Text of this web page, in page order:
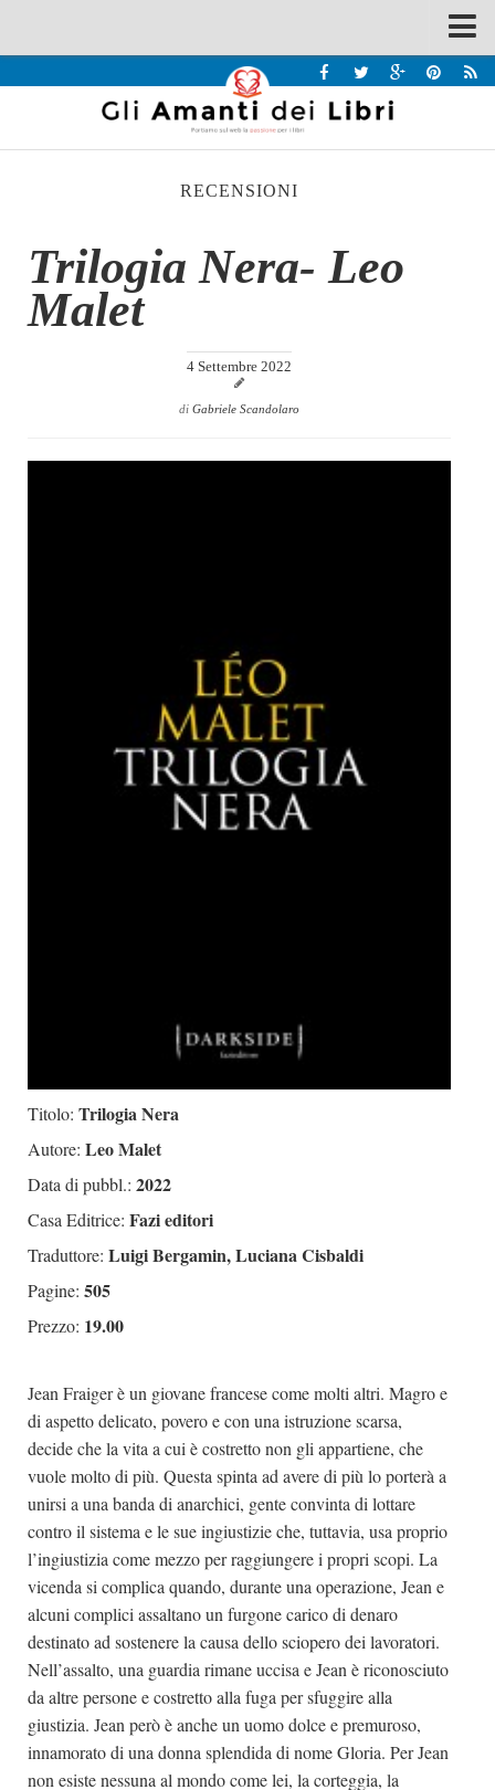
Recensioni
Interviste & Incontri
Chi siamo
Contatti
Partnership
Giallo Stresa
RECENSIONI
Trilogia Nera- Leo
Malet
4 Settembre 2022
di Gabriele Scandolaro
Titolo: Trilogia Nera
Autore: Leo Malet
Data di pubbl.: 2022
Casa Editrice: Fazi editori
Traduttore: Luigi Bergamin, Luciana Cisbaldi
Pagine: 505
Prezzo: 19.00
Jean Fraiger è un giovane francese come molti altri. Magro e
di aspetto delicato, povero e con una istruzione scarsa,
decide che la vita a cui è costretto non gli appartiene, che
vuole molto di più. Questa spinta ad avere di più lo porterà a
unirsi a una banda di anarchici, gente convinta di lottare
contro il sistema e le sue ingiustizie che, tuttavia, usa proprio
l’ingiustizia come mezzo per raggiungere i propri scopi. La
vicenda si complica quando, durante una operazione, Jean e
alcuni complici assaltano un furgone carico di denaro
destinato ad sostenere la causa dello sciopero dei lavoratori.
Nell’assalto, una guardia rimane uccisa e Jean è riconosciuto
da altre persone e costretto alla fuga per sfuggire alla
giustizia. Jean però è anche un uomo dolce e premuroso,
innamorato di una donna splendida di nome Gloria. Per Jean
non esiste nessuna al mondo come lei, la corteggia, la